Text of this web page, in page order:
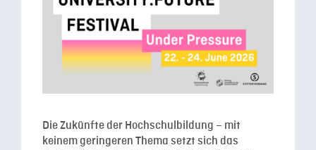
Die Zukünfte der Hochschulbildung – mit
keinem geringeren Thema setzt sich das